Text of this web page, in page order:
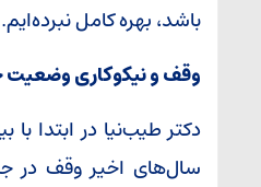
باشد، بهره کامل نبرده‌ایم.
وقف و نیکوکاری وضعیت
دکتر طیب‌نیا در ابتدا با
سال‌های اخیر وقف در